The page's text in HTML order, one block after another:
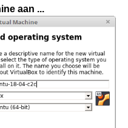
aan ...